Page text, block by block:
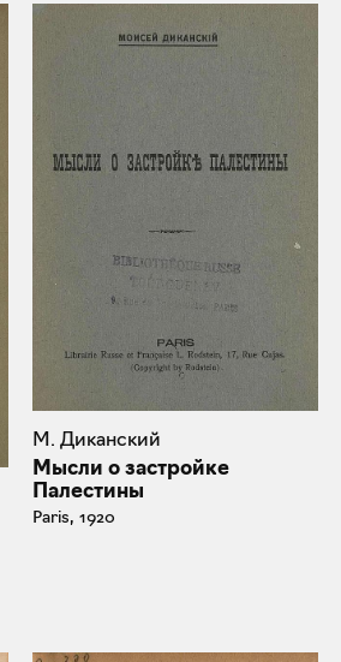
М. Диканский
Мысли о застройке
Палестины
Paris, 1920